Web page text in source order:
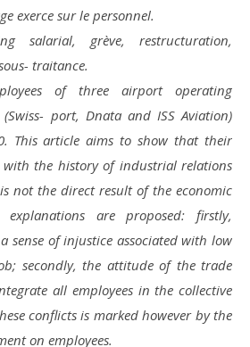
exerce sur le personnel.
salarial, grève, restructuration,
traitance.
of three airport operating
port, Dnata and ISS Aviation)
This article aims to show that their
the history of industrial relations
not the direct result of the economic
are proposed: firstly,
sense of injustice associated with low
secondly, the attitude of the trade
all employees in the collective
conflicts is marked however by the
on employees.